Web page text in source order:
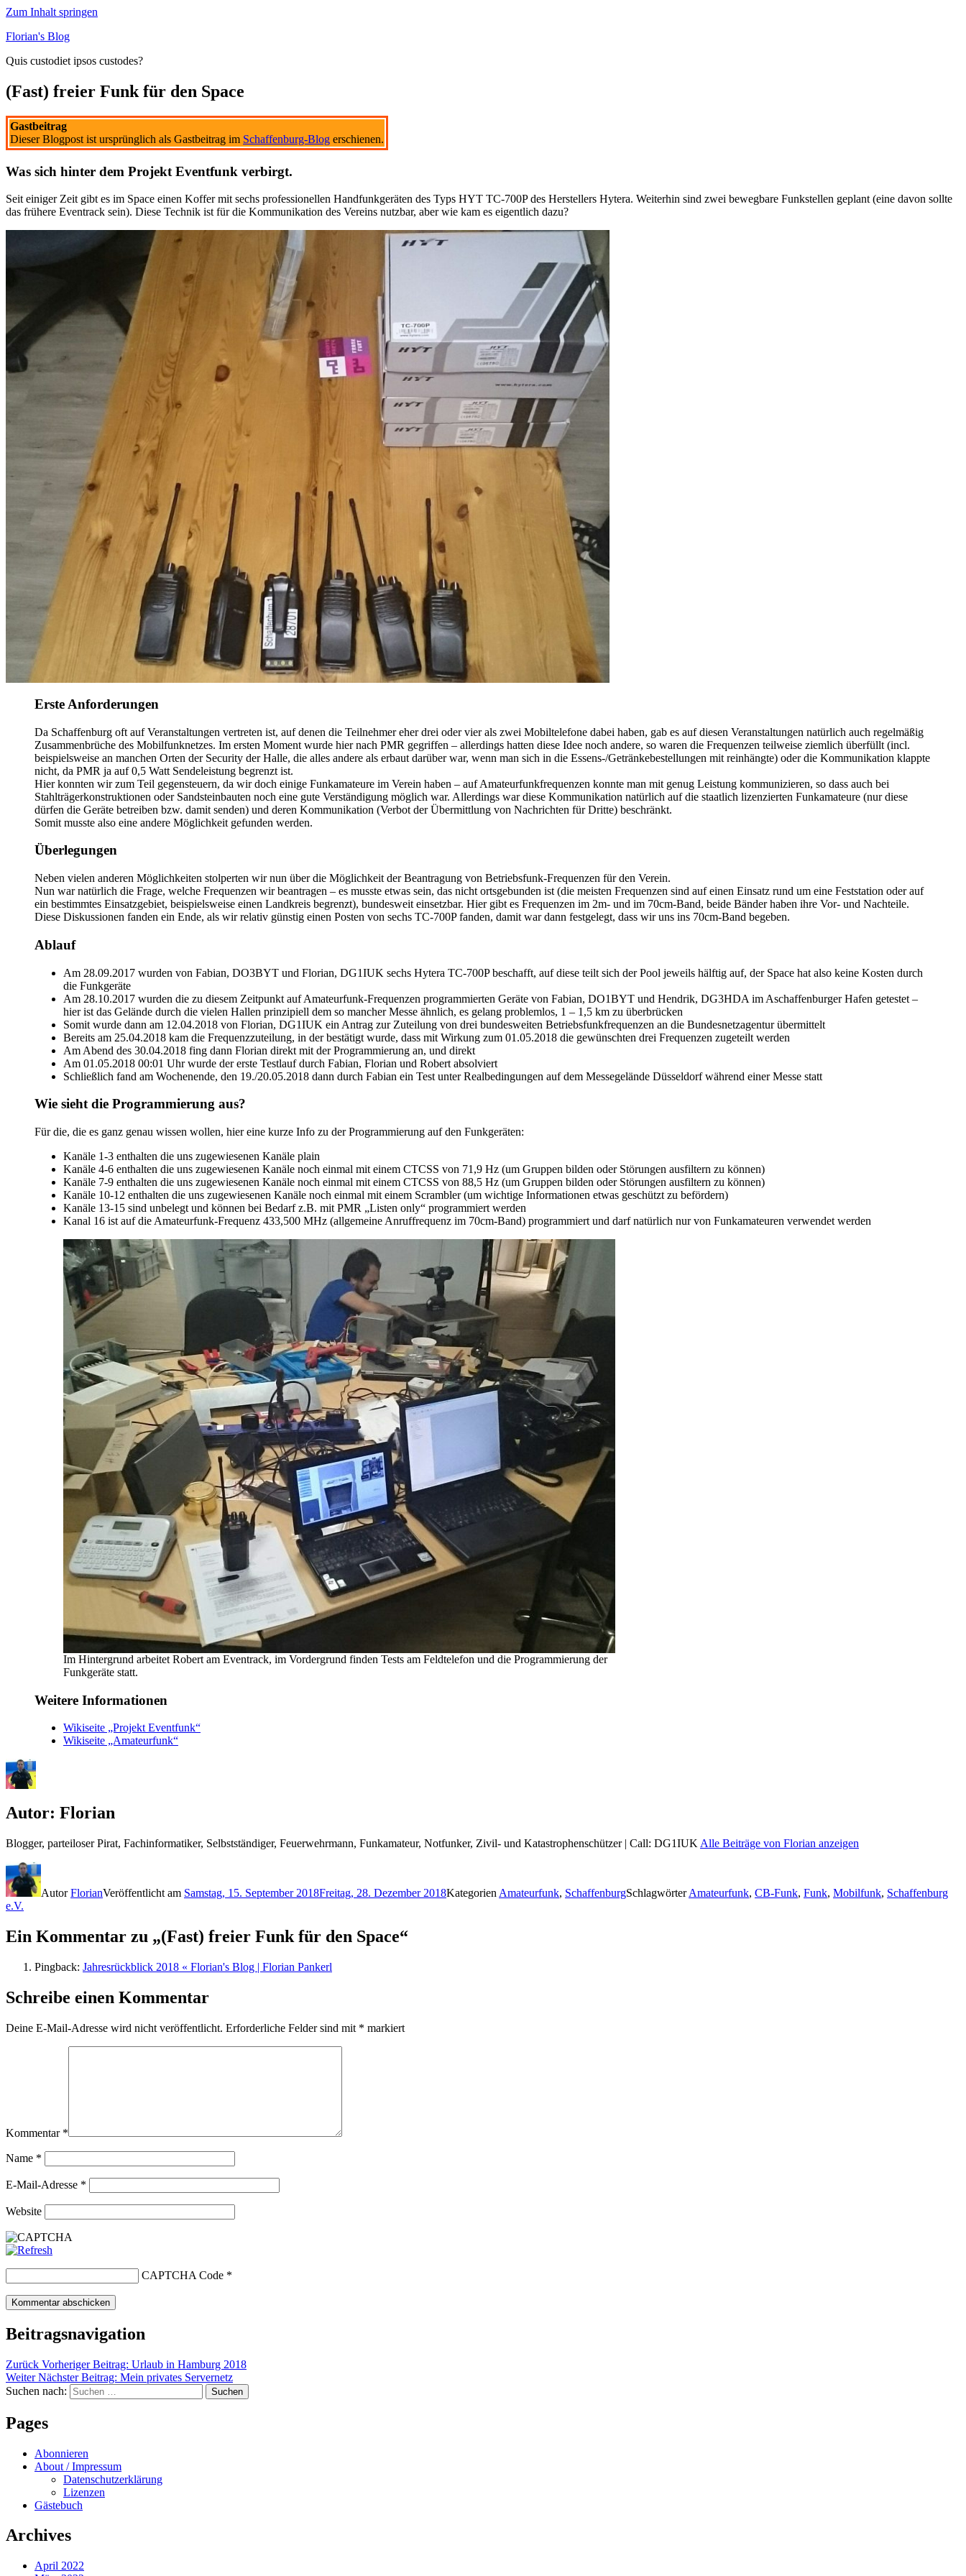
Zum Inhalt springen
Florian's Blog
Quis custodiet ipsos custodes?
(Fast) freier Funk für den Space
Gastbeitrag
Dieser Blogpost ist ursprünglich als Gastbeitrag im Schaffenburg-Blog erschienen.
Was sich hinter dem Projekt Eventfunk verbirgt.
Seit einiger Zeit gibt es im Space einen Koffer mit sechs professionellen Handfunkgeräten des Typs HYT TC-700P des Herstellers Hytera. Weiterhin sind zwei bewegbare Funkstellen geplant (eine davon sollte
das frühere Eventrack sein). Diese Technik ist für die Kommunikation des Vereins nutzbar, aber wie kam es eigentlich dazu?
Erste Anforderungen
Da Schaffenburg oft auf Veranstaltungen vertreten ist, auf denen die Teilnehmer eher drei oder vier als zwei Mobiltelefone dabei haben, gab es auf diesen Veranstaltungen natürlich auch regelmäßig
Zusammenbrüche des Mobilfunknetzes. Im ersten Moment wurde hier nach PMR gegriffen – allerdings hatten diese Idee noch andere, so waren die Frequenzen teilweise ziemlich überfüllt (incl.
beispielsweise an manchen Orten der Security der Halle, die alles andere als erbaut darüber war, wenn man sich in die Essens-/Getränkebestellungen mit reinhängte) oder die Kommunikation klappte
nicht, da PMR ja auf 0,5 Watt Sendeleistung begrenzt ist.
Hier konnten wir zum Teil gegensteuern, da wir doch einige Funkamateure im Verein haben – auf Amateurfunkfrequenzen konnte man mit genug Leistung kommunizieren, so dass auch bei
Stahlträgerkonstruktionen oder Sandsteinbauten noch eine gute Verständigung möglich war. Allerdings war diese Kommunikation natürlich auf die staatlich lizenzierten Funkamateure (nur diese
dürfen die Geräte betreiben bzw. damit senden) und deren Kommunikation (Verbot der Übermittlung von Nachrichten für Dritte) beschränkt.
Somit musste also eine andere Möglichkeit gefunden werden.
Überlegungen
Neben vielen anderen Möglichkeiten stolperten wir nun über die Möglichkeit der Beantragung von Betriebsfunk-Frequenzen für den Verein.
Nun war natürlich die Frage, welche Frequenzen wir beantragen – es musste etwas sein, das nicht ortsgebunden ist (die meisten Frequenzen sind auf einen Einsatz rund um eine Feststation oder auf
ein bestimmtes Einsatzgebiet, beispielsweise einen Landkreis begrenzt), bundesweit einsetzbar. Hier gibt es Frequenzen im 2m- und im 70cm-Band, beide Bänder haben ihre Vor- und Nachteile.
Diese Diskussionen fanden ein Ende, als wir relativ günstig einen Posten von sechs TC-700P fanden, damit war dann festgelegt, dass wir uns ins 70cm-Band begeben.
Ablauf
Am 28.09.2017 wurden von Fabian, DO3BYT und Florian, DG1IUK sechs Hytera TC-700P beschafft, auf diese teilt sich der Pool jeweils hälftig auf, der Space hat also keine Kosten durch
die Funkgeräte
Am 28.10.2017 wurden die zu diesem Zeitpunkt auf Amateurfunk-Frequenzen programmierten Geräte von Fabian, DO1BYT und Hendrik, DG3HDA im Aschaffenburger Hafen getestet –
hier ist das Gelände durch die vielen Hallen prinzipiell dem so mancher Messe ähnlich, es gelang problemlos, 1 – 1,5 km zu überbrücken
Somit wurde dann am 12.04.2018 von Florian, DG1IUK ein Antrag zur Zuteilung von drei bundesweiten Betriebsfunkfrequenzen an die Bundesnetzagentur übermittelt
Bereits am 25.04.2018 kam die Frequenzzuteilung, in der bestätigt wurde, dass mit Wirkung zum 01.05.2018 die gewünschten drei Frequenzen zugeteilt werden
Am Abend des 30.04.2018 fing dann Florian direkt mit der Programmierung an, und direkt
Am 01.05.2018 00:01 Uhr wurde der erste Testlauf durch Fabian, Florian und Robert absolviert
Schließlich fand am Wochenende, den 19./20.05.2018 dann durch Fabian ein Test unter Realbedingungen auf dem Messegelände Düsseldorf während einer Messe statt
Wie sieht die Programmierung aus?
Für die, die es ganz genau wissen wollen, hier eine kurze Info zu der Programmierung auf den Funkgeräten:
Kanäle 1-3 enthalten die uns zugewiesenen Kanäle plain
Kanäle 4-6 enthalten die uns zugewiesenen Kanäle noch einmal mit einem CTCSS von 71,9 Hz (um Gruppen bilden oder Störungen ausfiltern zu können)
Kanäle 7-9 enthalten die uns zugewiesenen Kanäle noch einmal mit einem CTCSS von 88,5 Hz (um Gruppen bilden oder Störungen ausfiltern zu können)
Kanäle 10-12 enthalten die uns zugewiesenen Kanäle noch einmal mit einem Scrambler (um wichtige Informationen etwas geschützt zu befördern)
Kanäle 13-15 sind unbelegt und können bei Bedarf z.B. mit PMR „Listen only“ programmiert werden
Kanal 16 ist auf die Amateurfunk-Frequenz 433,500 MHz (allgemeine Anruffrequenz im 70cm-Band) programmiert und darf natürlich nur von Funkamateuren verwendet werden
Im Hintergrund arbeitet Robert am Eventrack, im Vordergrund finden Tests am Feldtelefon und die Programmierung der
Funkgeräte statt.
Weitere Informationen
Wikiseite „Projekt Eventfunk“
Wikiseite „Amateurfunk“
Autor: Florian
Blogger, parteiloser Pirat, Fachinformatiker, Selbstständiger, Feuerwehrmann, Funkamateur, Notfunker, Zivil- und Katastrophenschützer | Call: DG1IUK Alle Beiträge von Florian anzeigen
AutorFlorianVeröffentlicht am Samstag, 15. September 2018Freitag, 28. Dezember 2018Kategorien Amateurfunk, SchaffenburgSchlagwörterAmateurfunk, CB-Funk, Funk, Mobilfunk, Schaffenburg
e.V.
Ein Kommentar zu „(Fast) freier Funk für den Space“
Pingback: Jahresrückblick 2018 « Florian's Blog | Florian Pankerl
Schreibe einen Kommentar
Deine E-Mail-Adresse wird nicht veröffentlicht. Erforderliche Felder sind mit * markiert
Kommentar *
Name *
E-Mail-Adresse *
Website
CAPTCHA Code *
Beitragsnavigation
Zurück Vorheriger Beitrag: Urlaub in Hamburg 2018
Weiter Nächster Beitrag: Mein privates Servernetz
Suchen nach:
Suchen
Pages
Abonnieren
About / Impressum
Datenschutzerklärung
Lizenzen
Gästebuch
Archives
April 2022